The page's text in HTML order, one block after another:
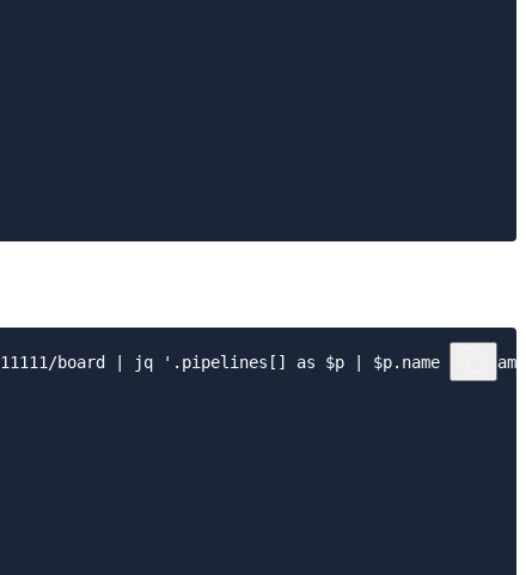
board | jq '.pipelines[] as $p | $p.name as